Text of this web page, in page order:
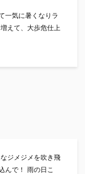
一気に暑くなりラ
えて、大歩危仕上
ジメジメを吹き飛
んで！ 雨の日こ